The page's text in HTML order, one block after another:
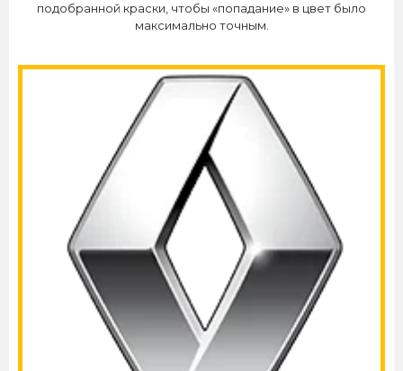
подобранной краски, чтобы «попадание» в цвет было
максимально точным.